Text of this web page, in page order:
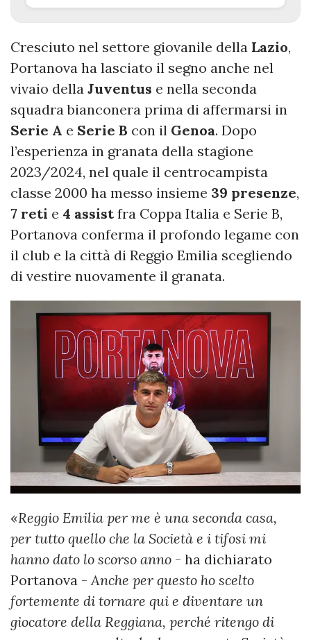
Cresciuto nel settore giovanile della Lazio,
Portanova ha lasciato il segno anche nel
vivaio della Juventus e nella seconda
squadra bianconera prima di affermarsi in
Serie A e Serie B con il Genoa. Dopo
l’esperienza in granata della stagione
2023/2024, nel quale il centrocampista
classe 2000 ha messo insieme 39 presenze,
7 reti e 4 assistfra Coppa Italia e Serie B,
Portanova conferma il profondo legame con
il club e la città di Reggio Emilia scegliendo
di vestire nuovamente il granata.
«Reggio Emilia per me è una seconda casa,
per tutto quello che la Società e i tifosi mi
hanno dato lo scorso anno - ha dichiarato
Portanova - Anche per questo ho scelto
fortemente di tornare qui e diventare un
giocatore della Reggiana, perché ritengo di